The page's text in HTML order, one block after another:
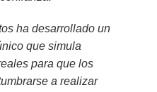
ha desarrollado un
que simula
para que los
a realizar